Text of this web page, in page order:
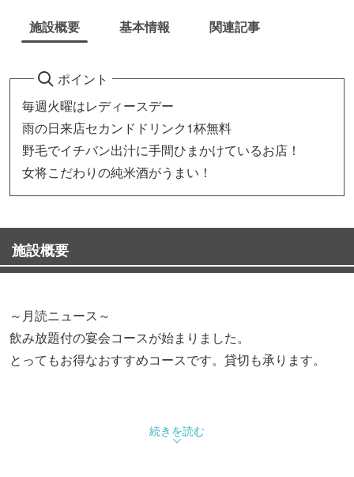
施設概要 基本情報 関連記事
ポイント
毎週火曜はレディースデー
雨の日来店セカンドドリンク1杯無料
野毛でイチバン出汁に手間ひまかけているお店！
女将こだわりの純米酒がうまい！
施設概要
～月読ニュース～
飲み放題付の宴会コースが始まりました。
とってもお得なおすすめコースです。貸切も承ります。
鰹、昆布、鶏がらなどで出汁を採り素材のうまみを引き出
続きを読む